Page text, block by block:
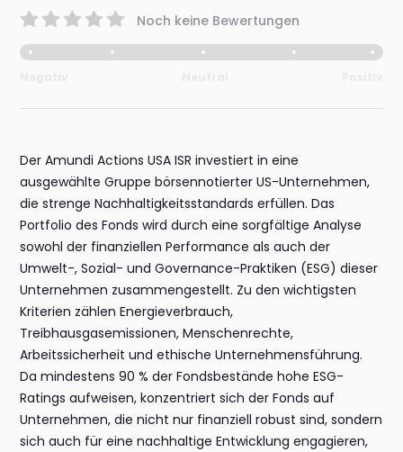
Noch keine Bewertungen
Der Amundi Actions USA ISR investiert in eine
ausgewählte Gruppe börsennotierter US-Unternehmen,
die strenge Nachhaltigkeitsstandards erfüllen. Das
Portfolio des Fonds wird durch eine sorgfältige Analyse
sowohl der finanziellen Performance als auch der
Umwelt-, Sozial- und Governance-Praktiken (ESG) dieser
Unternehmen zusammengestellt. Zu den wichtigsten
Kriterien zählen Energieverbrauch,
Treibhausgasemissionen, Menschenrechte,
Arbeitssicherheit und ethische Unternehmensführung.
Da mindestens 90 % der Fondsbestände hohe ESG-
Ratings aufweisen, konzentriert sich der Fonds auf
Unternehmen, die nicht nur finanziell robust sind, sondern
sich auch für eine nachhaltige Entwicklung engagieren,